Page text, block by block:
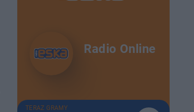
Radio Online
TERAZ GRAMY